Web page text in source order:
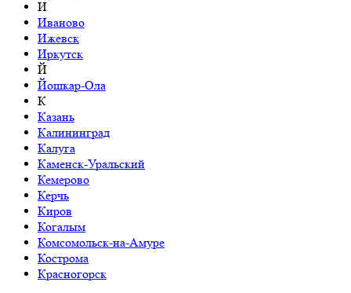
И
Иваново
Ижевск
Иркутск
Й
Йошкар-Ола
К
Казань
Калининград
Калуга
Каменск-Уральский
Кемерово
Керчь
Киров
Когалым
Комсомольск-на-Амуре
Кострома
Красногорск